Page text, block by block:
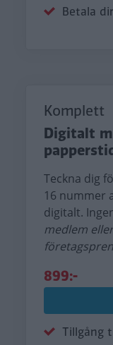
Betala
Komplett
Digitalt
Teckna dig
16 nummer
digitalt.
medlem
899:-
Tillgång